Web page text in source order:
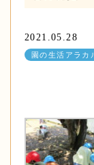
2021.05.28
園の生活アラカ